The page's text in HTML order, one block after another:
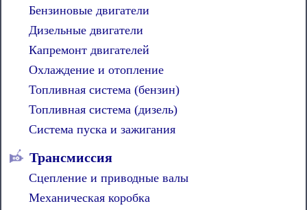
Бензиновые двигатели
Дизельные двигатели
Капремонт двигателей
Охлаждение и отопление
Топливная система (бензин)
Топливная система (дизель)
Система пуска и зажигания
Трансмиссия
Сцепление и приводные валы
Механическая коробка